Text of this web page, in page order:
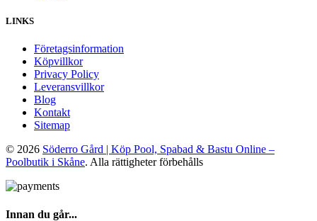
LINKS
Företagsinformation
Köpvillkor
Privacy Policy
Leveransvillkor
Blog
Kontakt
Sitemap
© 2026 Söderro Gård | Köp Pool, Spabad & Bastu Online –
Poolbutik i Skåne. Alla rättigheter förbehålls
Innan du går...